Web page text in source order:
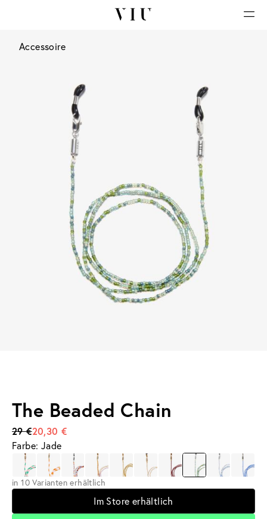
Accessoire
The Beaded Chain
29 €20,30 €
Farbe: Jade
in 10 Varianten erhältlich
Im Store erhältlich